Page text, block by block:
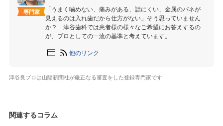
専門家
「うまく噛めない、痛みがある、話にくい、金属のバネが
見えるのは入れ歯だから仕方がない」そう思っていません
か？ 津谷歯科では患者様の様々なご希望にお答えするの
が、プロとしての一流の基準と考えています。
他のリンク
津谷良プロは山陽新聞社が厳正なる審査をした登録専門家です
関連するコラム